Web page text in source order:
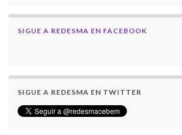
SIGUE A REDESMA EN FACEBOOK
SIGUE A REDESMA EN TWITTER